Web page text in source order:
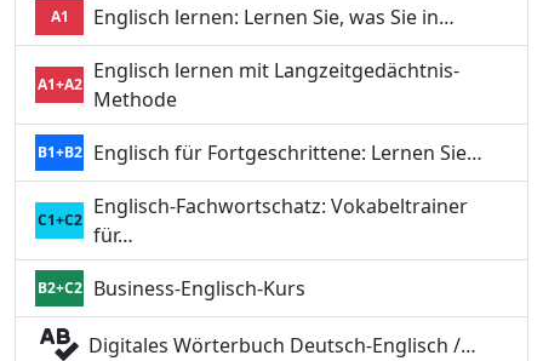
A1 Englisch lernen: Lernen Sie, was Sie in…
A1+A2
Englisch lernen mit Langzeitgedächtnis-
Methode
B1+B2 Englisch für Fortgeschrittene: Lernen Sie…
C1+C2
Englisch-Fachwortschatz: Vokabeltrainer
für…
B2+C2 Business-Englisch-Kurs
Digitales Wörterbuch Deutsch-Englisch /…